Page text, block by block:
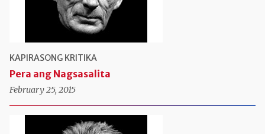
KAPIRASONG KRITIKA
Pera ang Nagsasalita
February 25, 2015